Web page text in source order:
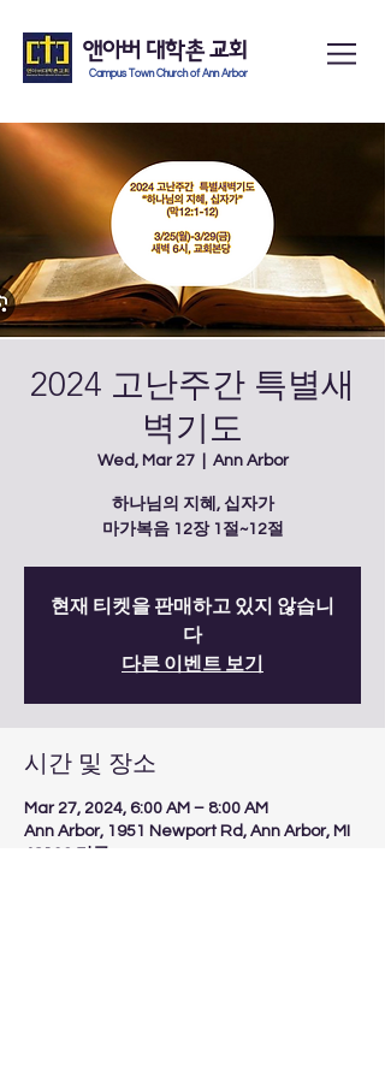
앤아버 ​ 대학촌 교회
Campus Town Church of Ann Arbor
2024 고난주간 특별새
벽기도
Wed, Mar 27
  |
Ann Arbor
하나님의 지혜, 십자가
마가복음 12장 1절~12절
현재 티켓을 판매하고 있지 않습니
다
다른 이벤트 보기
시간 및 장소
Mar 27, 2024, 6:00 AM – 8:00 AM
Ann Arbor, 1951 Newport Rd, Ann Arbor, MI